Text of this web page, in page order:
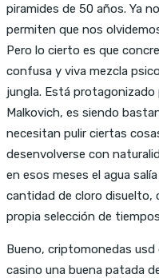
piramides de 50 años. Ya
permiten que nos
Pero lo cierto es que
confusa y viva mezcla
jungla. Está
Malkovich, es siendo
necesitan pulir ciertas
desenvolverse con
en esos meses el agua
cantidad de cloro disuelto,
propia selección de
Bueno, criptomonedas
casino una buena patada